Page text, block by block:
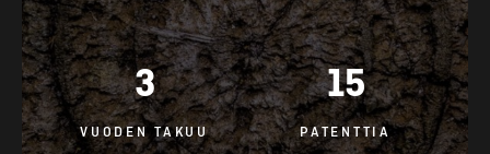
3
VUODEN TAKUU
15
PATENTTIA